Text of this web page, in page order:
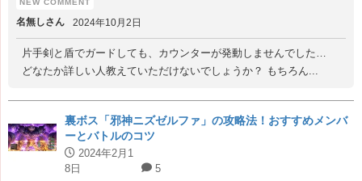
名無しさん 2024年10月2日
片手剣と盾でガードしても、カウンターが発動しませんでした…
どなたか詳しい人教えていただけないでしょうか？ もちろん...
裏ボス「邪神ニズゼルファ」の攻略法！おすすめメンバ
ーとバトルのコツ
2024年2月1
8日
5